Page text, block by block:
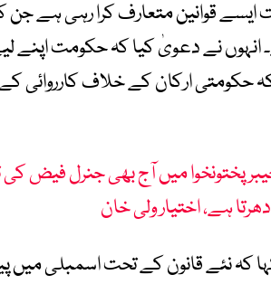
قوانین متعارف کرا رہی ہے جن
انہوں نے دعویٰ کیا کہ حکومت اپنے
حکومتی ارکان کے خلاف کارروائی
پختونخوا میں آج بھی جنرل فیض کی
ہے، اختیار ولی خان
کہ نئے قانون کے تحت اسمبلی میں